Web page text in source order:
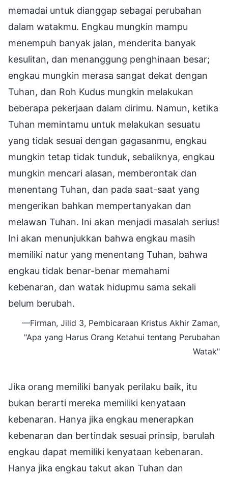
memadai untuk dianggap sebagai perubahan
dalam watakmu. Engkau mungkin mampu
menempuh banyak jalan, menderita banyak
kesulitan, dan menanggung penghinaan besar;
engkau mungkin merasa sangat dekat dengan
Tuhan, dan Roh Kudus mungkin melakukan
beberapa pekerjaan dalam dirimu. Namun, ketika
Tuhan memintamu untuk melakukan sesuatu
yang tidak sesuai dengan gagasanmu, engkau
mungkin tetap tidak tunduk, sebaliknya, engkau
mungkin mencari alasan, memberontak dan
menentang Tuhan, dan pada saat-saat yang
mengerikan bahkan mempertanyakan dan
melawan Tuhan. Ini akan menjadi masalah serius!
Ini akan menunjukkan bahwa engkau masih
memiliki natur yang menentang Tuhan, bahwa
engkau tidak benar-benar memahami
kebenaran, dan watak hidupmu sama sekali
belum berubah.
—Firman, Jilid 3, Pembicaraan Kristus Akhir Zaman,
"Apa yang Harus Orang Ketahui tentang Perubahan
Watak"
Jika orang memiliki banyak perilaku baik, itu
bukan berarti mereka memiliki kenyataan
kebenaran. Hanya jika engkau menerapkan
kebenaran dan bertindak sesuai prinsip, barulah
engkau dapat memiliki kenyataan kebenaran.
Hanya jika engkau takut akan Tuhan dan